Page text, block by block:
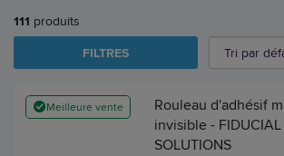
111 produits
FILTRES
Meilleure vente
Rouleau d'adhésif
invisible -
SOLUTIONS